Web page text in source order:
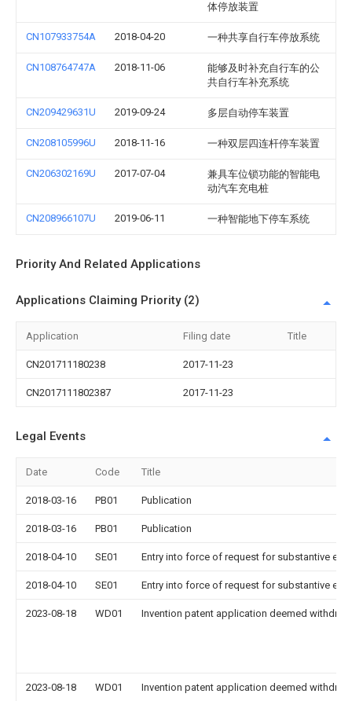
体停放装置
CN107933754A 2018-04-20 一种共享自行车停放系统
CN108764747A 2018-11-06
能够及时补充自行车的公
共自行车补充系统
CN209429631U 2019-09-24 多层自动停车装置
CN208105996U 2018-11-16 一种双层四连杆停车装置
CN206302169U 2017-07-04
兼具车位锁功能的智能电
动汽车充电桩
CN208966107U 2019-06-11 一种智能地下停车系统
Priority And Related Applications
Applications Claiming Priority (2)
Application Filing date Title
CN201711180238 2017-11-23
CN2017111802387 2017-11-23
Legal Events
Date Code Title
2018-03-16 PB01 Publication
2018-03-16 PB01 Publication
2018-04-10 SE01 Entry into force of request for substantive
2018-04-10 SE01 Entry into force of request for substantive
2023-08-18 WD01 Invention patent application deemed
2023-08-18 WD01 Invention patent application deemed